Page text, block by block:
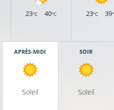
23°C 40°C 23°C 39
APRÈS-MIDI
Soleil
SOIR
Soleil